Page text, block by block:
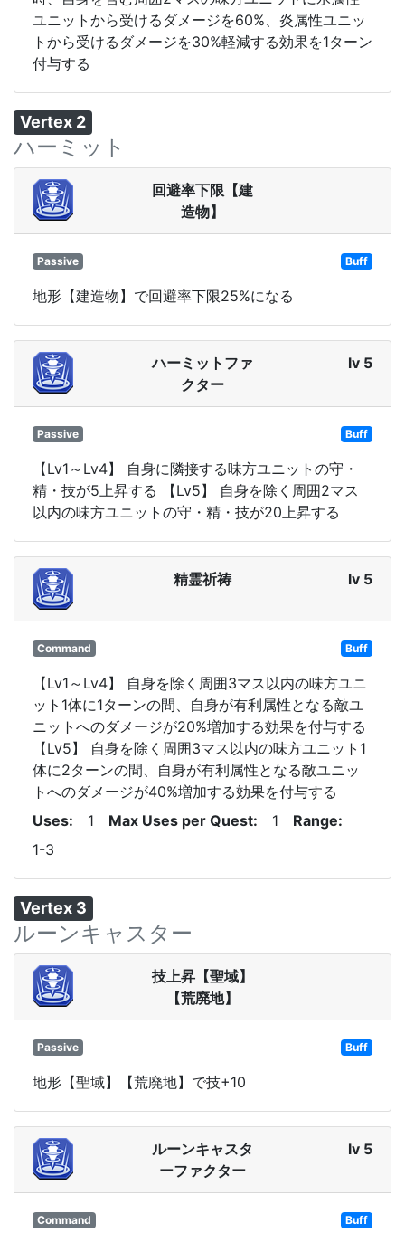
ユニットから受けるダメージを60%、炎属性ユニッ
トから受けるダメージを30%軽減する効果を1ターン
付与する
Vertex 2
ハーミット
回避率下限【建
造物】
Passive Buff
地形【建造物】で回避率下限25%になる
ハーミットファ
クター
lv 5
Passive Buff
【Lv1～Lv4】 自身に隣接する味方ユニットの守・
精・技が5上昇する 【Lv5】 自身を除く周囲2マス
以内の味方ユニットの守・精・技が20上昇する
精霊祈祷 lv 5
Command Buff
【Lv1～Lv4】 自身を除く周囲3マス以内の味方ユニ
ット1体に1ターンの間、自身が有利属性となる敵ユ
ニットへのダメージが20%増加する効果を付与する
【Lv5】 自身を除く周囲3マス以内の味方ユニット1
体に2ターンの間、自身が有利属性となる敵ユニッ
トへのダメージが40%増加する効果を付与する
Uses
1 Max Uses per Quest 1
Range
1-3
Vertex 3
ルーンキャスター
技上昇【聖域】
【荒廃地】
Passive Buff
地形【聖域】【荒廃地】で技+10
ルーンキャスタ
ーファクター
lv 5
Command Buff